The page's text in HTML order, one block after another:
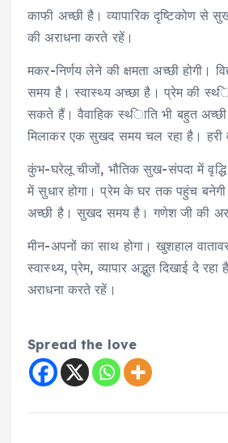
काफी अच्‍छी है। व्‍यापारिक दृष्टिकोण से
की अराधना करते रहें।
मकर-निर्णय लेने की क्षमता अच्‍छी होगी।
समय है। स्‍वास्‍थ्‍य अच्‍छा है। प्रेम की
सकते हैं। वैवाहिक स्थ्‍िाति भी बहुत
मिलाकर एक सुखद समय चल रहा है। हरी
कुंभ-घरेलू चीजों, भौतिक सुख-संपदा में वृद्ध‍ि
में सुधार होगा। प्रेम के घर तक पहुंच
अच्‍छी है। सुखद समय है। गणेश जी की
मीन-अपनों का साथ होगा। खुशहाल
स्‍वास्‍थ्‍य, प्रेम, व्‍यापार अद्भुत दिखाई दे
अराधना करते रहें।
Spread the love